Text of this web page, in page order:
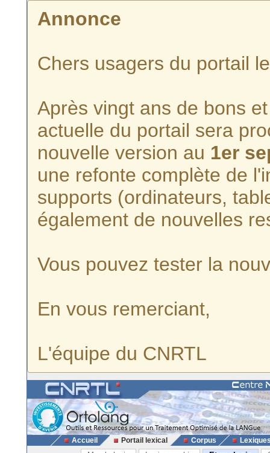
Annonce
Chers usagers du portail
Après vingt ans de bons
actuelle du portail sera
nouvelle version au 1er
une refonte complète de
supports (ordinateurs,
également de nouvelles
Vous pouvez tester la
En vous remerciant,
L'équipe du CNRTL
Accueil Portail lexical Corpus